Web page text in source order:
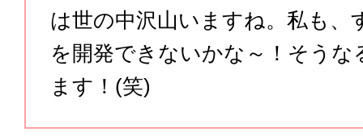
は世の中沢山いますね。私も、
を開発できないかな～！そうな
ます！(笑)